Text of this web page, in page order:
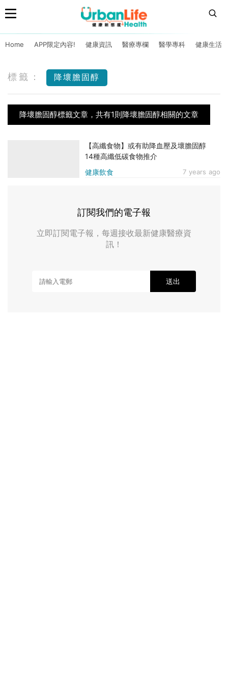
Home APP限定內容! 健康資訊 醫療專欄 醫學專科 健康生活
標籤： 降壞膽固醇
降壞膽固醇標籤文章，共有1則降壞膽固醇相關的文章
健康飲食 7 years ago
【高纖食物】或有助降血壓及壞膽固醇
14種高纖低碳食物推介
訂閱我們的電子報
立即訂閱電子報，每週接收最新健康醫療資
訊！
送出